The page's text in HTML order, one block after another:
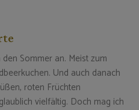
Sommer an. Meist zum
Und auch danach
roten Früchten
vielfältig. Doch mag ich